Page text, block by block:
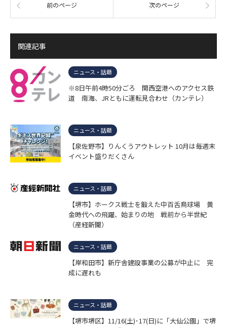
前のページ 次のページ
関連記事
ニュース・話題
※8日午前4時50分ごろ 関西空港へのアクセス鉄
道 南海、JRともに運転見合わせ（カンテレ）
ニュース・話題
【泉佐野市】りんくうアウトレット 10月は毎週末
イベント盛りだくさん
ニュース・話題
【堺市】ホークス戦士を鍛えた中百舌鳥球場 黄
金時代への飛躍、始まりの地 戦前から半世紀
（産経新聞）
ニュース・話題
【岸和田市】新庁舎建設事業の公募が中止に 完
成に遅れも
ニュース・話題
【堺市堺区】11/16(土)･17(日)に「大仙公園」で堺